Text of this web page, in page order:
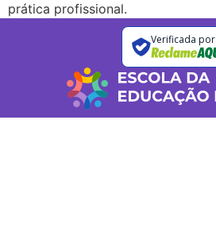
prática profissional.
Verificada por